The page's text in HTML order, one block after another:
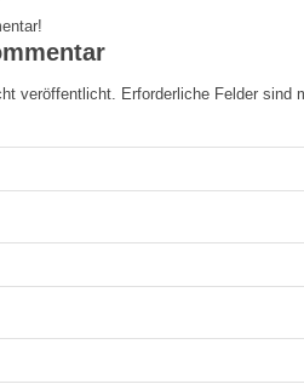
veröffentlicht. Erforderliche Felder sind